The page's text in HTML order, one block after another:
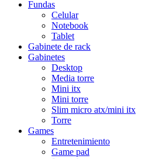
Fundas
Celular
Notebook
Tablet
Gabinete de rack
Gabinetes
Desktop
Media torre
Mini itx
Mini torre
Slim micro atx/mini itx
Torre
Games
Entretenimiento
Game pad